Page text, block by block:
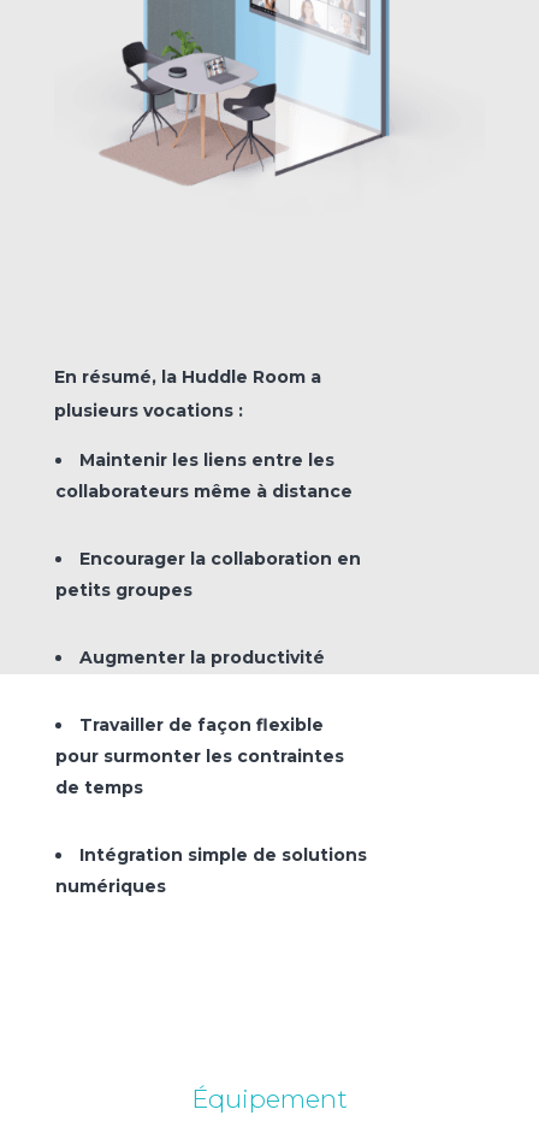
En résumé, la Huddle Room a
plusieurs vocations :
Maintenir les liens entre les
collaborateurs même à distance
Encourager la collaboration en
petits groupes
Augmenter la productivité
Travailler de façon flexible
pour surmonter les contraintes
de temps
Intégration simple de solutions
numériques
Équipement